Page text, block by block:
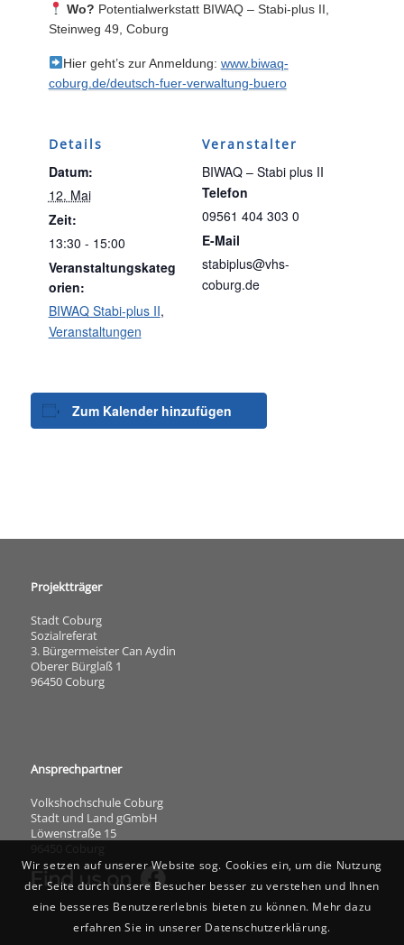
Wo? Potentialwerkstatt BIWAQ – Stabi-plus II,
Steinweg 49, Coburg
Hier geht’s zur Anmeldung: www.biwaq-
coburg.de/deutsch-fuer-verwaltung-buero
Details
Datum:
12. Mai
Zeit:
13:30 - 15:00
Veranstaltungskateg
orien:
BIWAQ Stabi-plus II,
Veranstaltungen
Veranstalter
BIWAQ – Stabi plus II
Telefon
09561 404 303 0
E-Mail
stabiplus@vhs-
coburg.de
Zum Kalender hinzufügen
Projektträger
Stadt Coburg
Sozialreferat
3. Bürgermeister Can Aydin
Oberer Bürglaß 1
96450 Coburg
Ansprechpartner
Volkshochschule Coburg
Stadt und Land gGmbH
Löwenstraße 15
Wir setzen auf unserer Website sog. Cookies ein, um die Nutzung
der Seite durch unsere Besucher besser zu verstehen und Ihnen
eine besseres Benutzererlebnis bieten zu können. Mehr dazu
erfahren Sie in unserer Datenschutzerklärung.